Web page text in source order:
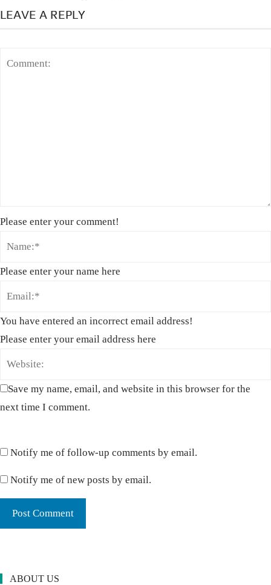
LEAVE A REPLY
Please enter your comment!
Please enter your name here
You have entered an incorrect email address!
Please enter your email address here
Save my name, email, and website in this browser for the
next time I comment.
Notify me of follow-up comments by email.
Notify me of new posts by email.
ABOUT US